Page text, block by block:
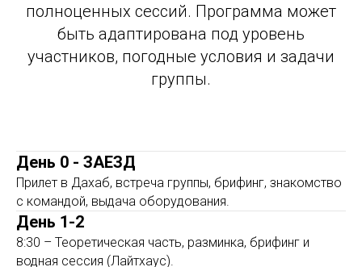
полноценных сессий. Программа может
быть адаптирована под уровень
участников, погодные условия и задачи
группы.
День 0 - ЗАЕЗД
Прилет в Дахаб, встреча группы, брифинг, знакомство
с командой, выдача оборудования.
День 1-2
8:30 – Теоретическая часть, разминка, брифинг и
водная сессия (Лайтхаус).